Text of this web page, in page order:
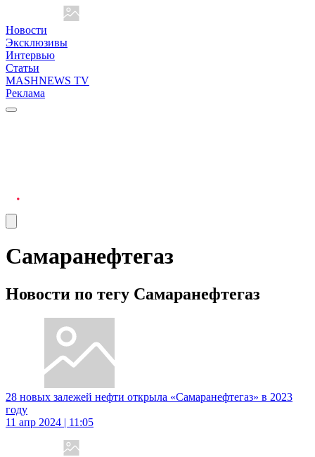
Новости
Эксклюзивы
Интервью
Статьи
MASHNEWS TV
Реклама
Самаранефтегаз
Новости по тегу Самаранефтегаз
28 новых залежей нефти открыла «Самаранефтегаз» в 2023
году
11 апр 2024 | 11:05